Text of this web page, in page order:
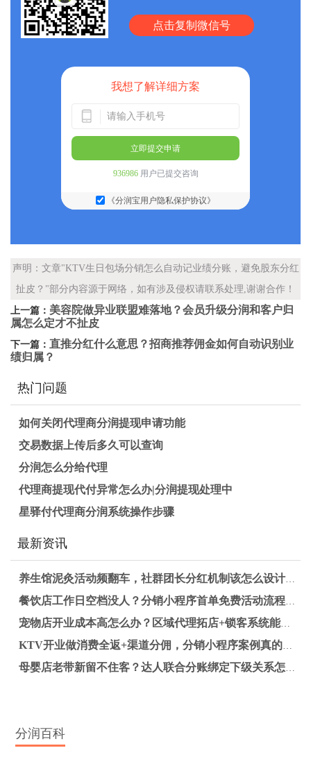
点击复制微信号
我想了解详细方案
立即提交申请
936986用户已提交咨询
《分润宝用户隐私保护协议》
声明：文章"KTV生日包场分销怎么自动记业绩分账，避免股东分红
扯皮？"部分内容源于网络，如有涉及侵权请联系处理,谢谢合作！
上一篇： 美容院做异业联盟难落地？会员升级分润和客户归
属怎么定才不扯皮
下一篇： 直推分红什么意思？招商推荐佣金如何自动识别业
绩归属？
热门问题
如何关闭代理商分润提现申请功能
交易数据上传后多久可以查询
分润怎么分给代理
代理商提现代付异常怎么办|分润提现处理中
星驿付代理商分润系统操作步骤
最新资讯
养生馆泥灸活动频翻车，社群团长分红机制该怎么设计才不亏钱？
餐饮店工作日空档没人？分销小程序首单免费活动流程怎么做更有效？
宠物店开业成本高怎么办？区域代理拓店+锁客系统能否降低获客费
KTV开业做消费全返+渠道分佣，分销小程序案例真的能带来复购吗？
母婴店老带新留不住客？达人联合分账绑定下级关系怎么做
分润百科